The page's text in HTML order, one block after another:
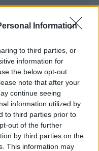
Information
to third parties, or
information for
the below opt-out
note that after your
continue seeing
information utilized by
to third parties prior to
out of the further
by third parties on the
This information may